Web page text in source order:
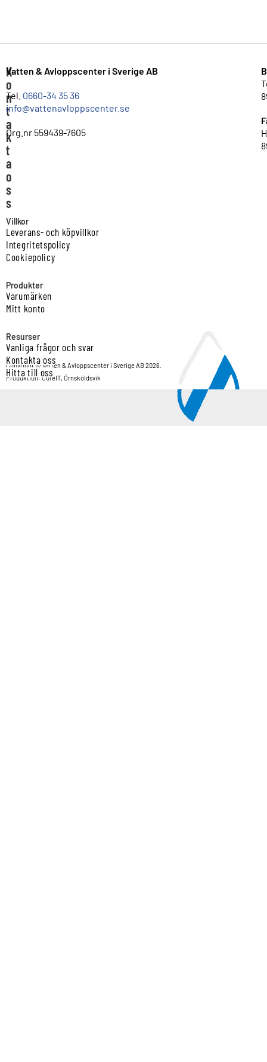
K
o
n
t
a
k
t
a
o
s
s
Vatten & Avloppscenter i Sverige AB
Tel. 0660-34 35 36
info@vattenavloppscenter.se
Org.nr 559439-7605
Villkor
Leverans- och köpvillkor
Integritetspolicy
Cookiepolicy
Produkter
Varumärken
Mitt konto
Resurser
Vanliga frågor och svar
Kontakta oss
Hitta till oss
Copyright © Vatten & Avloppscenter i Sverige AB 2026.
Produktion: CoreIT, Örnsköldsvik